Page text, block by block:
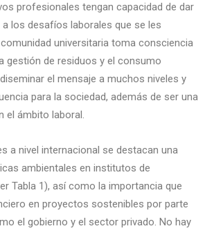
profesionales tengan capacidad de dar
los desafíos laborales que se les
universitaria toma consciencia
gestión de residuos y el consumo
el mensaje a muchos niveles y
para la sociedad, además de ser una
el ámbito laboral.
a nivel internacional se destacan una
ambientales en institutos de
Tabla 1), así como la importancia que
en proyectos sostenibles por parte
el gobierno y el sector privado. No hay